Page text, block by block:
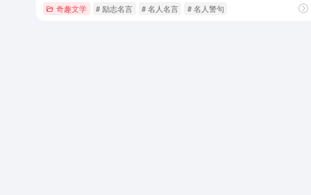
奇趣文学 # 励志名言 # 名人名言 # 名人警句